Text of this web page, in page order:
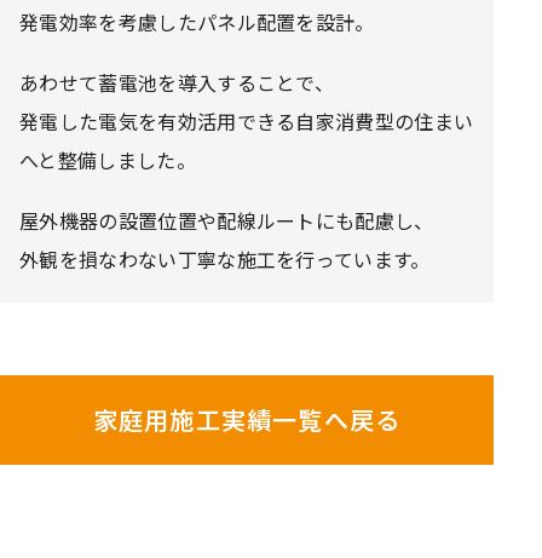
発電効率を考慮したパネル配置を設計。
あわせて蓄電池を導入することで、
発電した電気を有効活用できる自家消費型の住まい
へと整備しました。
屋外機器の設置位置や配線ルートにも配慮し、
外観を損なわない丁寧な施工を行っています。
家庭用施工実績一覧へ戻る